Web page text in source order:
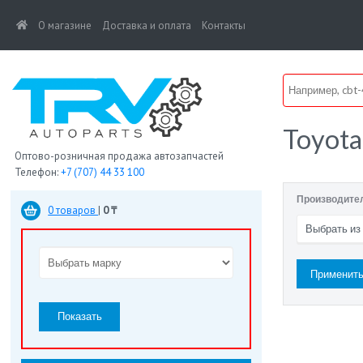
(current)
О магазине Доставка и оплата Контакты
Оптово-розничная продажа автозапчастей
Телефон:+7 (707) 44 33 100
0 товаров | 0 ₸
Показать
Toyota
Выбрать из